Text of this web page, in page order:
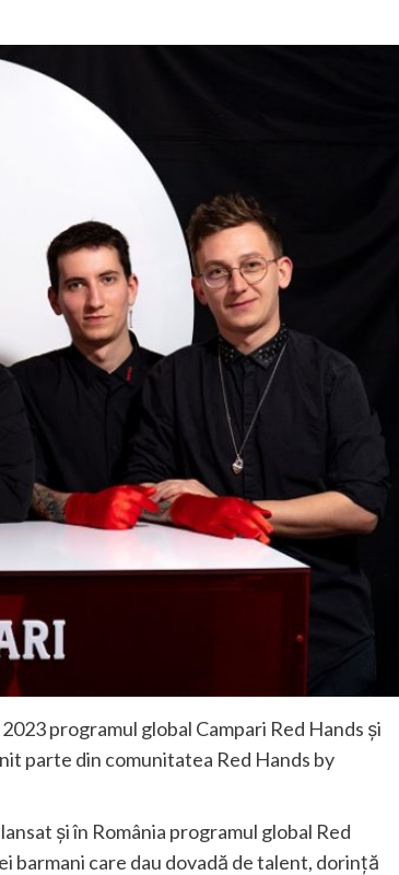
programul global Campari Red Hands și
parte din comunitatea Red Hands by
și în România programul global Red
barmani care dau dovadă de talent, dorință